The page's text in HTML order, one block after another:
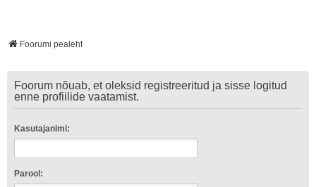
Foorumi pealeht
Foorum nõuab, et oleksid registreeritud ja sisse logitud
enne profiilide vaatamist.
Kasutajanimi:
Parool: